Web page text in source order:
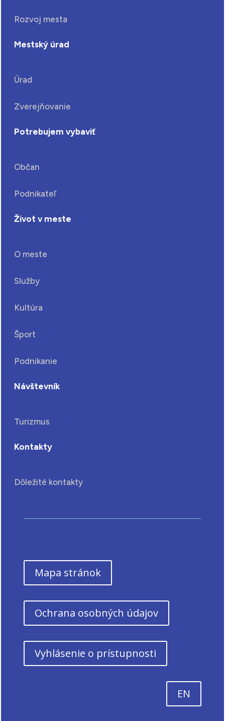
Rozvoj mesta
Mestský úrad
Úrad
Zverejňovanie
Potrebujem vybaviť
Občan
Podnikateľ
Život v meste
O meste
Služby
Kultúra
Šport
Podnikanie
Návštevník
Turizmus
Kontakty
Dôležité kontakty
Mapa stránok
Ochrana osobných údajov
Vyhlásenie o prístupnosti
EN